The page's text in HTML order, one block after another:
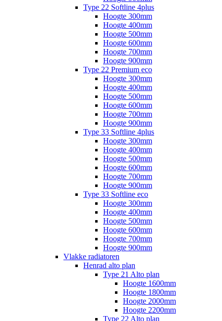
Type 22 Softline 4plus
Hoogte 300mm
Hoogte 400mm
Hoogte 500mm
Hoogte 600mm
Hoogte 700mm
Hoogte 900mm
Type 22 Premium eco
Hoogte 300mm
Hoogte 400mm
Hoogte 500mm
Hoogte 600mm
Hoogte 700mm
Hoogte 900mm
Type 33 Softline 4plus
Hoogte 300mm
Hoogte 400mm
Hoogte 500mm
Hoogte 600mm
Hoogte 700mm
Hoogte 900mm
Type 33 Softline eco
Hoogte 300mm
Hoogte 400mm
Hoogte 500mm
Hoogte 600mm
Hoogte 700mm
Hoogte 900mm
Vlakke radiatoren
Henrad alto plan
Type 21 Alto plan
Hoogte 1600mm
Hoogte 1800mm
Hoogte 2000mm
Hoogte 2200mm
Type 22 Alto plan